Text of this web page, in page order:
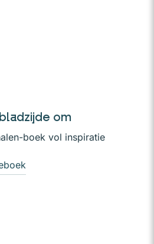
om
boek vol inspiratie